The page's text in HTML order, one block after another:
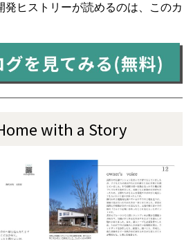
発ヒストリーが読めるのは、このカ
with a Story